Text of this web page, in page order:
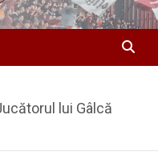
lui Gâlcă